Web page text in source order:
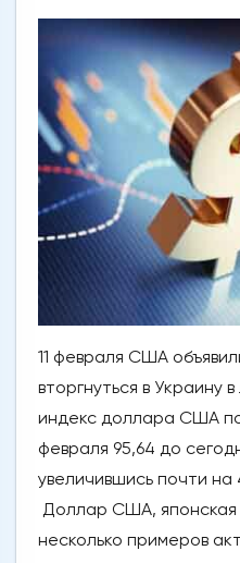
11 февраля США
вторгнуться в
индекс доллара США
февраля 95,64 до
увеличившись почти на
Доллар США, японская
несколько примеров